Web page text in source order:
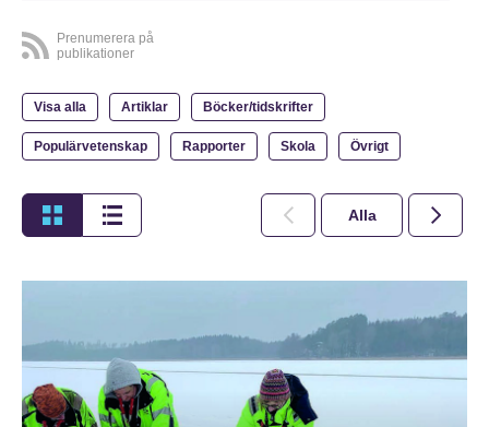
Prenumerera på
publikationer
Visa alla Artiklar Böcker/tidskrifter
Populärvetenskap Rapporter Skola Övrigt
Alla 2026